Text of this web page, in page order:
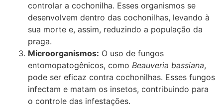
controlar a cochonilha. Esses organismos se
desenvolvem dentro das cochonilhas, levando à
sua morte e, assim, reduzindo a população da
praga.
Microorganismos: O uso de fungos
entomopatogênicos, como Beauveria bassiana,
pode ser eficaz contra cochonilhas. Esses fungos
infectam e matam os insetos, contribuindo para
o controle das infestações.